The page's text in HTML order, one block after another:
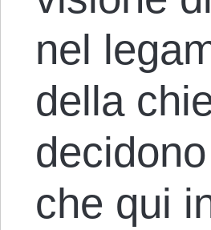
nel
della
che qui